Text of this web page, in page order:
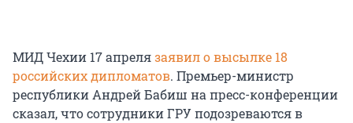
МИД Чехии 17 апрелязаявил о высылке 18
российских дипломатов. Премьер-министр
республики Андрей Бабиш на пресс-конференции
сказал, что сотрудники ГРУ подозреваются в